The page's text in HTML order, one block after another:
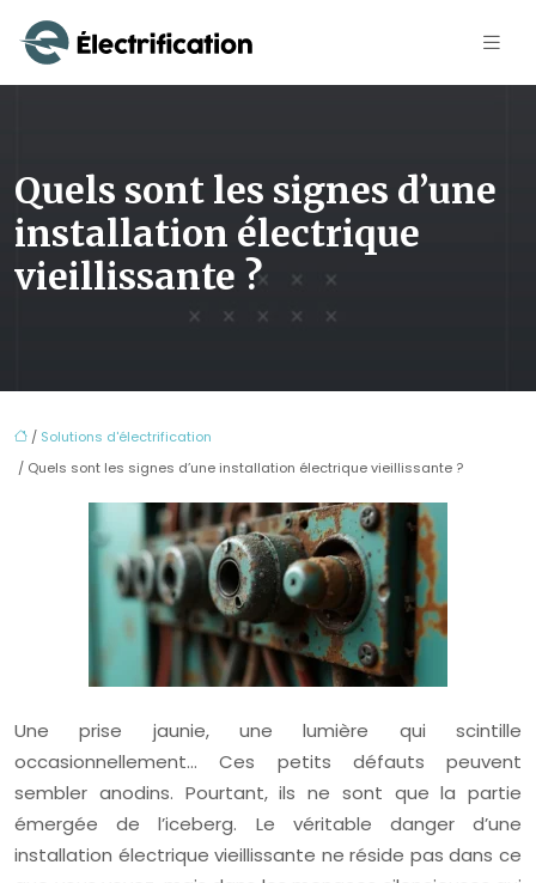
Quels sont les signes d’une
installation électrique
vieillissante ?
/ Solutions d'électrification
/ Quels sont les signes d’une installation électrique vieillissante ?
Une prise jaunie, une lumière qui scintille
occasionnellement… Ces petits défauts peuvent
sembler anodins. Pourtant, ils ne sont que la partie
émergée de l’iceberg. Le véritable danger d’une
installation électrique vieillissante ne réside pas dans ce